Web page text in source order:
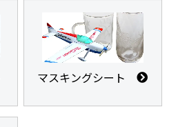
マスキングシート